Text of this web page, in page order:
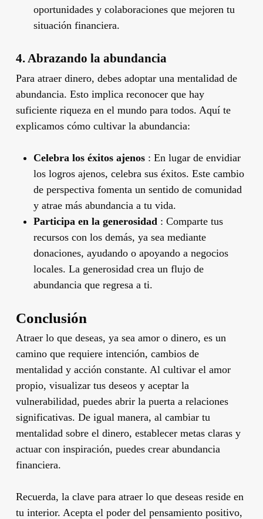
oportunidades y colaboraciones que mejoren tu
situación financiera.
4. Abrazando la abundancia
Para atraer dinero, debes adoptar una mentalidad de
abundancia. Esto implica reconocer que hay
suficiente riqueza en el mundo para todos. Aquí te
explicamos cómo cultivar la abundancia:
Celebra los éxitos ajenos: En lugar de envidiar
los logros ajenos, celebra sus éxitos. Este cambio
de perspectiva fomenta un sentido de comunidad
y atrae más abundancia a tu vida.
Participa en la generosidad : Comparte tus
recursos con los demás, ya sea mediante
donaciones, ayudando o apoyando a negocios
locales. La generosidad crea un flujo de
abundancia que regresa a ti.
Conclusión
Atraer lo que deseas, ya sea amor o dinero, es un
camino que requiere intención, cambios de
mentalidad y acción constante. Al cultivar el amor
propio, visualizar tus deseos y aceptar la
vulnerabilidad, puedes abrir la puerta a relaciones
significativas. De igual manera, al cambiar tu
mentalidad sobre el dinero, establecer metas claras y
actuar con inspiración, puedes crear abundancia
financiera.
Recuerda, la clave para atraer lo que deseas reside en
tu interior. Acepta el poder del pensamiento positivo,